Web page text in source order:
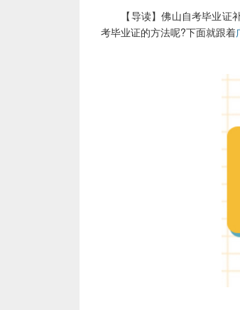
【导读】佛山自考毕业证补
考毕业证的方法呢?下面就跟着